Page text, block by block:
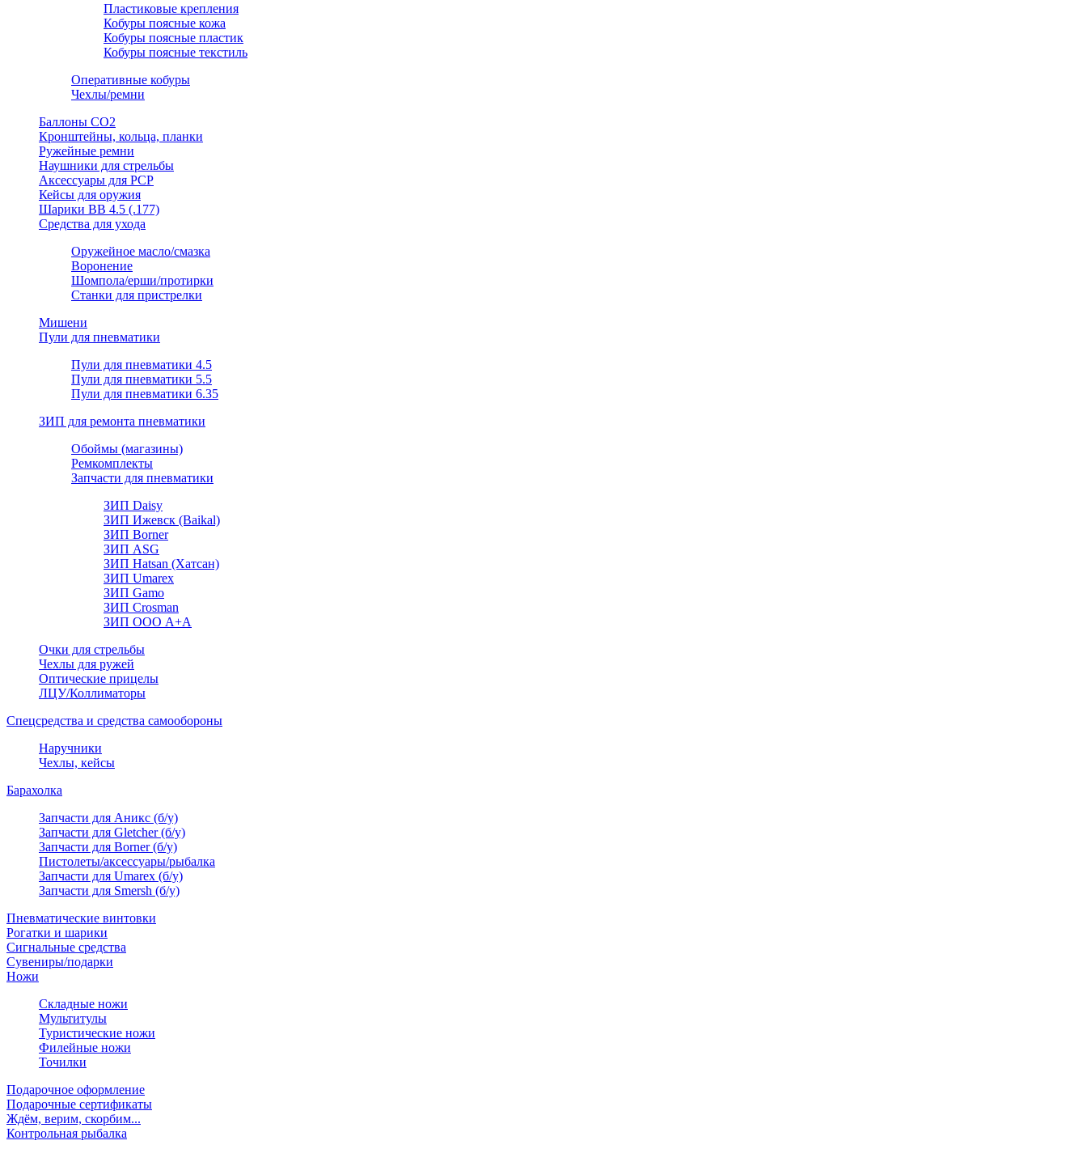
Пластиковые крепления
Кобуры поясные кожа
Кобуры поясные пластик
Кобуры поясные текстиль
Оперативные кобуры
Чехлы/ремни
Баллоны СО2
Кронштейны, кольца, планки
Ружейные ремни
Наушники для стрельбы
Аксессуары для PCP
Кейсы для оружия
Шарики ВВ 4.5 (.177)
Средства для ухода
Оружейное масло/смазка
Воронение
Шомпола/ерши/протирки
Станки для пристрелки
Мишени
Пули для пневматики
Пули для пневматики 4.5
Пули для пневматики 5.5
Пули для пневматики 6.35
ЗИП для ремонта пневматики
Обоймы (магазины)
Ремкомплекты
Запчасти для пневматики
ЗИП Daisy
ЗИП Ижевск (Baikal)
ЗИП Borner
ЗИП ASG
ЗИП Hatsan (Хатсан)
ЗИП Umarex
ЗИП Gamo
ЗИП Crosman
ЗИП ООО А+А
Очки для стрельбы
Чехлы для ружей
Оптические прицелы
ЛЦУ/Коллиматоры
Спецсредства и средства самообороны
Наручники
Чехлы, кейсы
Барахолка
Запчасти для Аникс (б/у)
Запчасти для Gletcher (б/у)
Запчасти для Borner (б/у)
Пистолеты/аксессуары/рыбалка
Запчасти для Umarex (б/у)
Запчасти для Smersh (б/у)
Пневматические винтовки
Рогатки и шарики
Сигнальные средства
Сувениры/подарки
Ножи
Складные ножи
Мультитулы
Туристические ножи
Филейные ножи
Точилки
Подарочное оформление
Подарочные сертификаты
Ждём, верим, скорбим...
Контрольная рыбалка